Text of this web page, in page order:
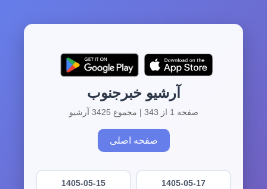
آرشیو خبرجنوب
صفحه 1 از 343 | مجموع 3425 آرشیو
صفحه اصلی
1405-05-17
1405-05-15